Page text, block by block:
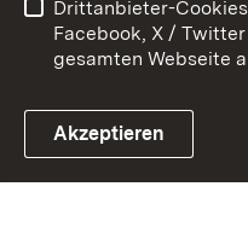
Link zum Landesportal
Impressum
Drittanbieter-
Facebook, X /
gesamten Webseite
Akzeptieren